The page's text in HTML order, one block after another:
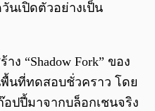
นเปิดตัวอย่างเป็น
“Shadow Fork” ของ
พื้นที่ทดสอบชั่วคราว โดย
อปปี้มาจากบล็อกเชนจริง